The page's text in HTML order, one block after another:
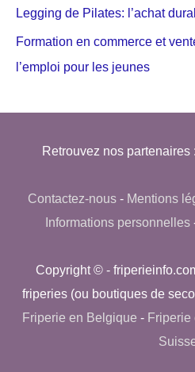
Legging de Pilates: l’achat
Formation en commerce et
l’emploi pour les jeunes
Retrouvez nos partenaires :
Contactez-nous- Mentions
Informations personnelles
Copyright © -
friperies (ou boutiques de
Friperie en Belgique - Friperie